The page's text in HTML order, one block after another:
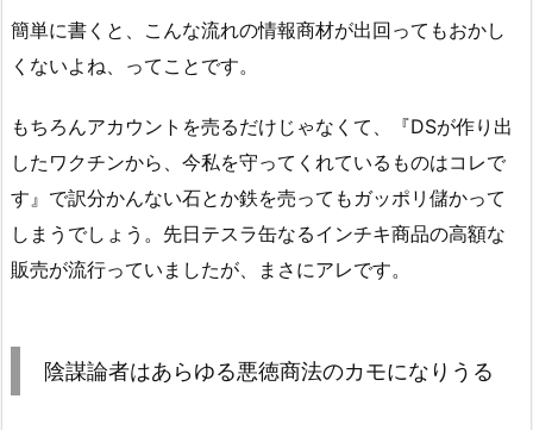
簡単に書くと、こんな流れの情報商材が出回ってもおかし
くないよね、ってことです。
もちろんアカウントを売るだけじゃなくて、『DSが作り出
したワクチンから、今私を守ってくれているものはコレで
す』で訳分かんない石とか鉄を売ってもガッポリ儲かって
しまうでしょう。先日テスラ缶なるインチキ商品の高額な
販売が流行っていましたが、まさにアレです。
陰謀論者はあらゆる悪徳商法のカモになりうる